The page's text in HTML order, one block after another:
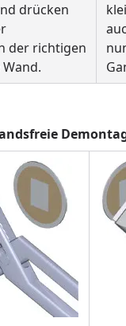
drücken
der richtigen